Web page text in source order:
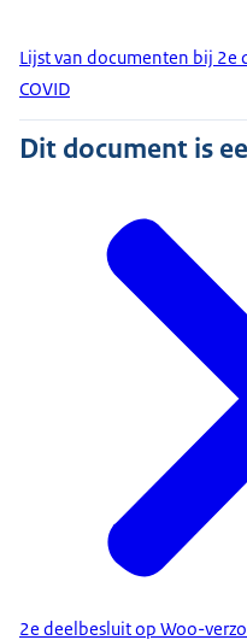
Lijst van documenten bij 2e
COVID
Dit document is
2e deelbesluit op Woo-